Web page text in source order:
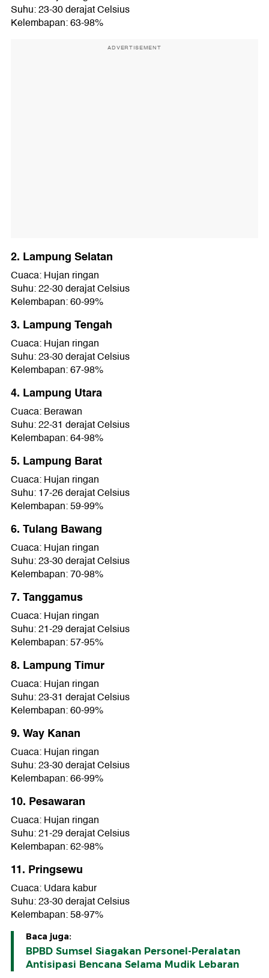
Suhu: 23-30 derajat Celsius
Kelembapan: 63-98%
ADVERTISEMENT
2. Lampung Selatan
Cuaca: Hujan ringan
Suhu: 22-30 derajat Celsius
Kelembapan: 60-99%
3. Lampung Tengah
Cuaca: Hujan ringan
Suhu: 23-30 derajat Celsius
Kelembapan: 67-98%
4. Lampung Utara
Cuaca: Berawan
Suhu: 22-31 derajat Celsius
Kelembapan: 64-98%
5. Lampung Barat
Cuaca: Hujan ringan
Suhu: 17-26 derajat Celsius
Kelembapan: 59-99%
6. Tulang Bawang
Cuaca: Hujan ringan
Suhu: 23-30 derajat Celsius
Kelembapan: 70-98%
7. Tanggamus
Cuaca: Hujan ringan
Suhu: 21-29 derajat Celsius
Kelembapan: 57-95%
8. Lampung Timur
Cuaca: Hujan ringan
Suhu: 23-31 derajat Celsius
Kelembapan: 60-99%
9. Way Kanan
Cuaca: Hujan ringan
Suhu: 23-30 derajat Celsius
Kelembapan: 66-99%
10. Pesawaran
Cuaca: Hujan ringan
Suhu: 21-29 derajat Celsius
Kelembapan: 62-98%
11. Pringsewu
Cuaca: Udara kabur
Suhu: 23-30 derajat Celsius
Kelembapan: 58-97%
Baca juga:
BPBD Sumsel Siagakan Personel-Peralatan
Antisipasi Bencana Selama Mudik Lebaran